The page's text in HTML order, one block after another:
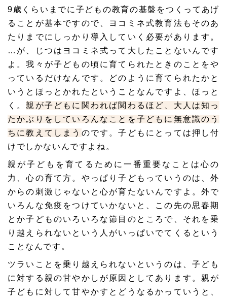
9歳くらいまでに子どもの教育の基盤をつくってあげ
ることが基本ですので、ヨコミネ式教育法もそのあ
たりまでにしっかり導入していく必要があります。
…が、じつはヨコミネ式って大したことないんです
よ。我々が子どもの頃に育てられたときのことをや
っているだけなんです。どのように育てられたかと
いうと ほっとかれた ということなんですよ、ほっと
く。 親が子どもに関われば関わるほど、大人は知っ
たかぶりをしていろんなことを子どもに無意識のう
ちに教えてしまう のです。子どもにとっては押し付
けでしかないんですよね。
親が子どもを育てるために一番重要なことは心の
力、心の育て方 。やっぱり子どもっていうのは、外
からの刺激じゃないと心が育たないんですよ。外で
いろんな免疫をつけていかないと、この先の思春期
とか子どものいろいろな節目のところで、それを乗
り越えられないという人がいっぱいでてくるという
ことなんです。
ツラいことを乗り越えられないというのは、 子ども
に対する親の甘やかし が原因としてあります。親が
子どもに対して甘やかすとどうなるかっていうと、